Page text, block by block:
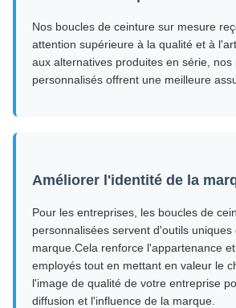
Nos boucles de ceinture sur mesure
attention supérieure à la qualité et à
aux alternatives produites en série, nos
personnalisés offrent une meilleure
Améliorer l'identité de la
Pour les entreprises, les boucles de
personnalisées servent d'outils
marque.Cela renforce l'appartenance
employés tout en mettant en valeur le
l'image de qualité de votre entreprise
diffusion et l'influence de la marque.